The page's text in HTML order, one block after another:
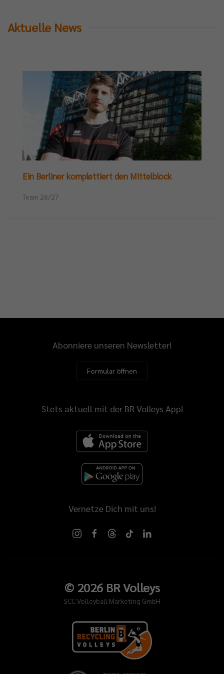
Aktuelle News
Ein Berliner komplettiert den Mittelblock
Team 26/27
Abonniere unseren Newsletter!
Formular öffnen
Stets aktuell mit der BR Volleys App!
Vernetze Dich mit uns!
© 2026BR Volleys
SCC Volleyball Marketing GmbH